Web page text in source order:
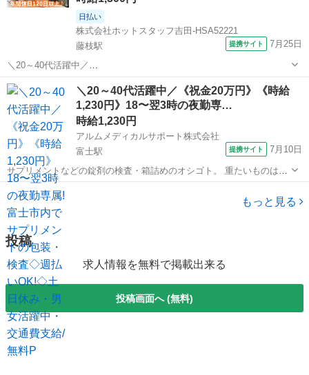
日払い
株式会社ホットスタッフ吉田-HSA52221
藤枝駅
提携サイト 7月25日
＼20～40代活躍中／
・・・・・・・・・・・・・・・・・・・・・・・・・・・・・・・
・・・・・・・ 【担当していただくお仕事はこちら♪】 物流会社で営
静岡 その他
＼20～40代活躍中／《祝金20万円》《時給
1,230円》18〜翌3時の夜勤専…
時給1,230円
アルムメディカルサポート株式会社
富士駅
提携サイト 7月10日
サプリメントなどの錠剤の検査・箱詰めのオシゴト。 重たいものは一
切ありません! 健康食品に関わるオシゴトなので、 工場内は清潔に保
たれていて働きやすい環境です。 サプリメント等の箱詰め・検査など
静岡 富士駅
もっと見る
投稿
求人情報を無料で掲載出来る
投稿画面へ (無料)